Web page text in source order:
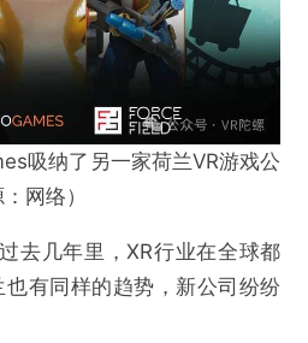
公司Vertigo Games：IP改
、更优质的体验
吸纳了另一家荷兰VR游戏公
网络）
去几年里，XR行业在全球都
有同样的趋势，新公司纷纷